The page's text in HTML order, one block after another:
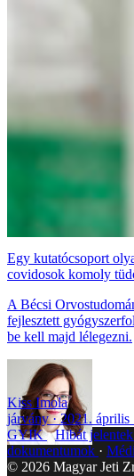
Egy kutatócsoport
covidosok komoly
A Bécsi
fejlesztett
be kell majd lélegezni.
Kiss Imola
járvány
2021. április
GYIK Hibát jelentek
dokumentumok
© 2026 Magyar Jeti